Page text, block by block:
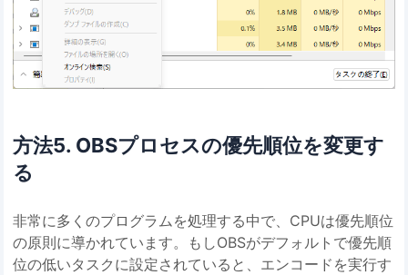
方法5. OBSプロセスの優先順位を変更す
る
非常に多くのプログラムを処理する中で、CPUは優先順位
の原則に導かれています。もしOBSがデフォルトで優先順
位の低いタスクに設定されていると、エンコードを実行す